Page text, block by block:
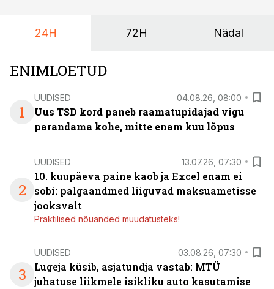
24H 72H Nädal
ENIMLOETUD
1
UUDISED 04.08.26, 08:00
Uus TSD kord paneb raamatupidajad vigu
parandama kohe, mitte enam kuu lõpus
2
UUDISED 13.07.26, 07:30
10. kuupäeva paine kaob ja Excel enam ei
sobi: palgaandmed liiguvad maksuametisse
jooksvalt
Praktilised nõuanded muudatusteks!
3
UUDISED 03.08.26, 07:30
Lugeja küsib, asjatundja vastab: MTÜ
juhatuse liikmele isikliku auto kasutamise